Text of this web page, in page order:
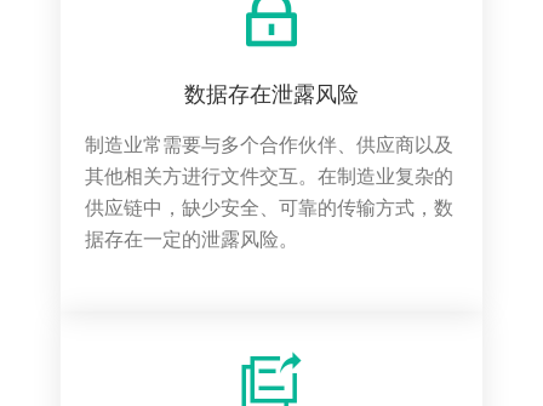
数据存在泄露风险
制造业常需要与多个合作伙伴、供应商以及
其他相关方进行文件交互。在制造业复杂的
供应链中，缺少安全、可靠的传输方式，数
据存在一定的泄露风险。